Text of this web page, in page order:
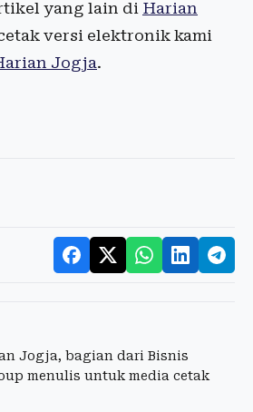
yang lain di Harian
versi elektronik kami
Jogja.
Jogja, bagian dari Bisnis
menulis untuk media cetak